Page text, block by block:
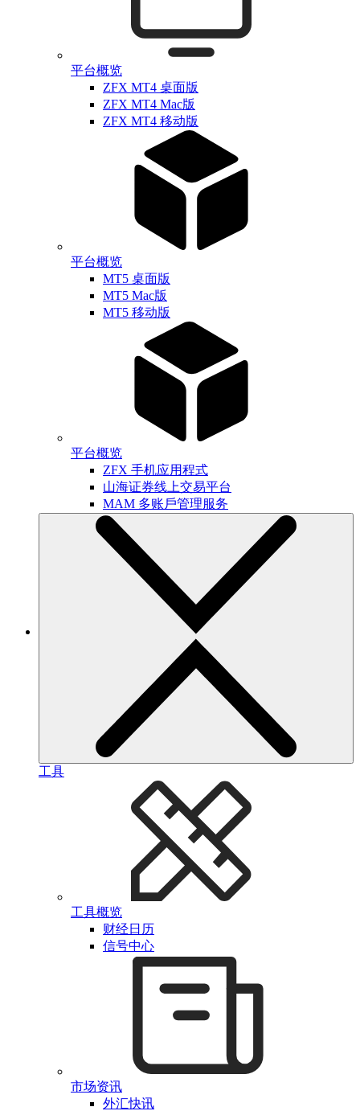
平台概览
ZFX MT4 桌面版
ZFX MT4 Mac版
ZFX MT4 移动版
平台概览
MT5 桌面版
MT5 Mac版
MT5 移动版
平台概览
ZFX 手机应用程式
山海证券线上交易平台
MAM 多账戶管理服务
工具
工具概览
财经日历
信号中心
市场资讯
外汇快讯